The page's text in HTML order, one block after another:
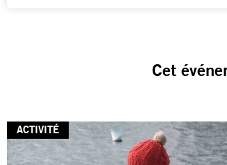
Cet
ACTIVITÉ